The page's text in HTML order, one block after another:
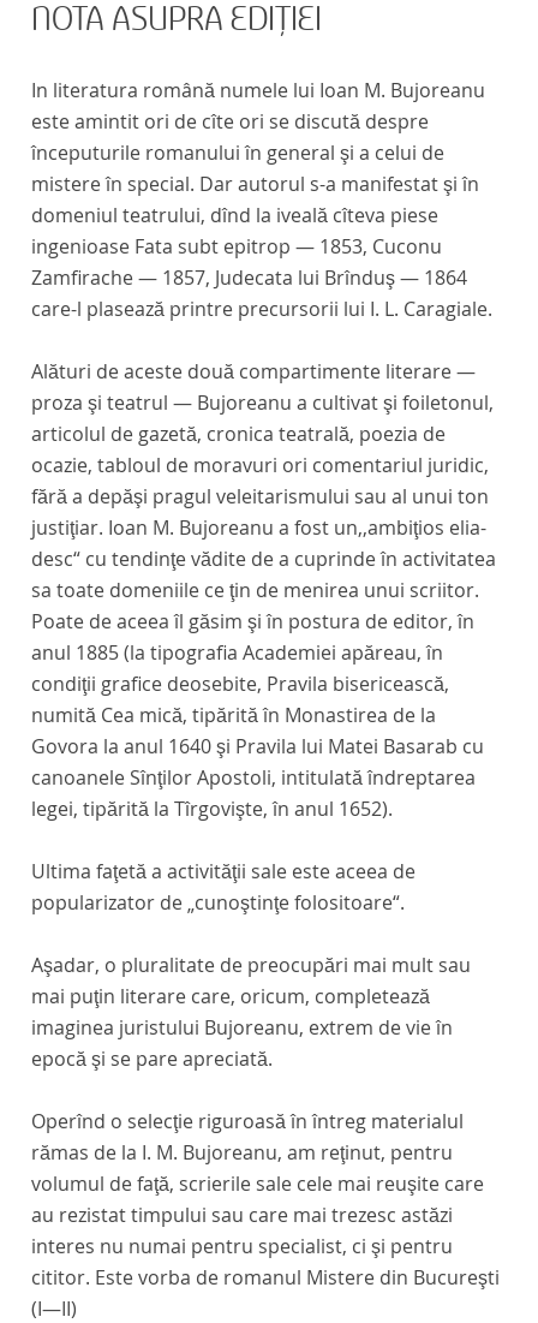
NOTA ASUPRA EDIŢIEI
In literatura română numele lui Ioan M. Bujoreanu
este amintit ori de cîte ori se discută despre
începuturile romanului în general şi a celui de
mistere în special. Dar autorul s-a manifestat şi în
domeniul teatrului, dînd la iveală cîteva piese
ingenioase Fata subt epitrop — 1853, Cuconu
Zamfirache— 1857, Judecata lui Brînduş— 1864
care-l plasează printre precursorii lui I. L. Caragiale.
Alături de aceste două compartimente literare —
proza şi teatrul — Bujoreanu a cultivat şi foiletonul,
articolul de gazetă, cronica teatrală, poezia de
ocazie, tabloul de moravuri ori comentariul juridic,
fără a depăşi pragul veleitarismului sau al unui ton
justiţiar. Ioan M. Bujoreanu a fost un,,ambiţios elia-
desc“ cu tendinţe vădite de a cuprinde în activitatea
sa toate domeniile ce ţin de menirea unui scriitor.
Poate de aceea îl găsim şi în postura de editor, în
anul 1885 (la tipografia Academiei apăreau, în
condiţii grafice deosebite, Pravila bisericească,
numită Cea mică, tipărită în Monastirea de la
Govora la anul 1640şi Pravila lui Matei Basarab cu
canoanele Sînţilor Apostoli, intitulată îndreptarea
legei, tipărită la Tîrgovişte, în anul 1652).
Ultima faţetă a activităţii sale este aceea de
popularizator de „cunoştinţe folositoare“.
Aşadar, o pluralitate de preocupări mai mult sau
mai puţin literare care, oricum, completează
imaginea juristului Bujoreanu, extrem de vie în
epocă şi se pare apreciată.
Operînd o selecţie riguroasă în întreg materialul
rămas de la I. M. Bujoreanu, am reţinut, pentru
volumul de faţă, scrierile sale cele mai reuşite care
au rezistat timpului sau care mai trezesc astăzi
interes nu numai pentru specialist, ci şi pentru
cititor. Este vorba de romanul Mistere din Bucureşti
(I—II)